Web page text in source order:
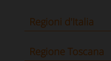
Regioni d'Italia
Regione Toscana